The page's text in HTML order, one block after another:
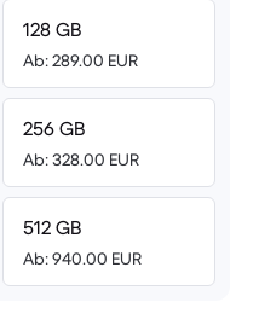
128 GB
Ab: 289.00 EUR
256 GB
Ab: 328.00 EUR
512 GB
Ab: 940.00 EUR